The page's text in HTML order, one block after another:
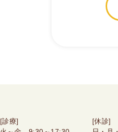
[診療]
[休診]